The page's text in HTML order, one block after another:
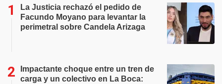
La Justicia rechazó el pedido de
Facundo Moyano para levantar la
perimetral sobre Candela Arizaga
Impactante choque entre un tren de
carga y un colectivo en La Boca: